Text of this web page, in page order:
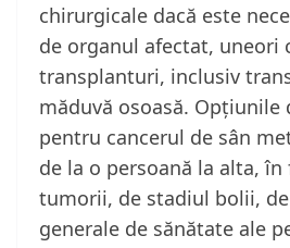
chirurgicale dacă este
de organul afectat, uneori
transplanturi, inclusiv
măduvă osoasă. Opțiunile
pentru cancerul de sân
de la o persoană la alta,
tumorii, de stadiul bolii,
generale de sănătate ale